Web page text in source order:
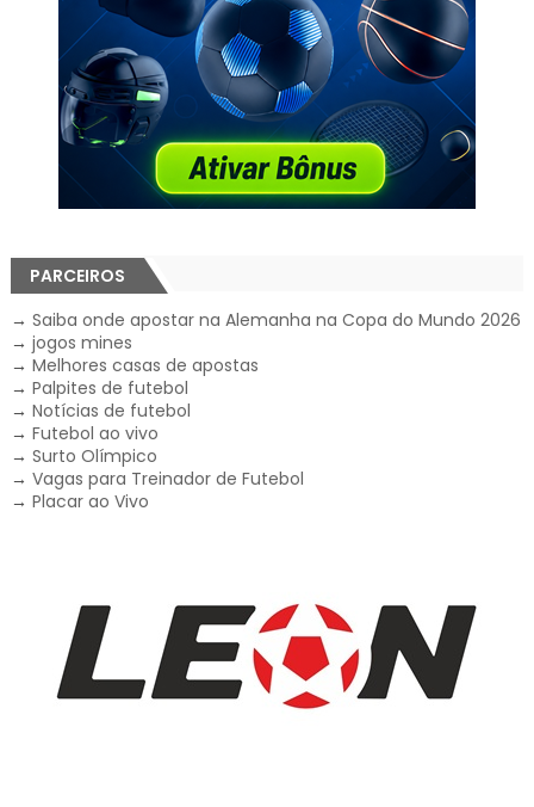
PARCEIROS
→ Saiba onde apostar na Alemanha na Copa do Mundo 2026
→ jogos mines
→ Melhores casas de apostas
→ Palpites de futebol
→ Notícias de futebol
→ Futebol ao vivo
→ Surto Olímpico
→ Vagas para Treinador de Futebol
→ Placar ao Vivo